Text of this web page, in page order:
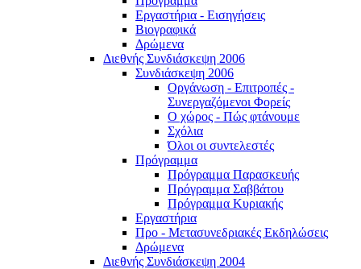
Εργαστήρια - Εισηγήσεις
Βιογραφικά
Δρώμενα
Διεθνής Συνδιάσκεψη 2006
Συνδιάσκεψη 2006
Οργάνωση - Επιτροπές -
Συνεργαζόμενοι Φορείς
Ο χώρος - Πώς φτάνουμε
Σχόλια
Όλοι οι συντελεστές
Πρόγραμμα
Πρόγραμμα Παρασκευής
Πρόγραμμα Σαββάτου
Πρόγραμμα Κυριακής
Εργαστήρια
Προ - Μετασυνεδριακές Εκδηλώσεις
Δρώμενα
Διεθνής Συνδιάσκεψη 2004